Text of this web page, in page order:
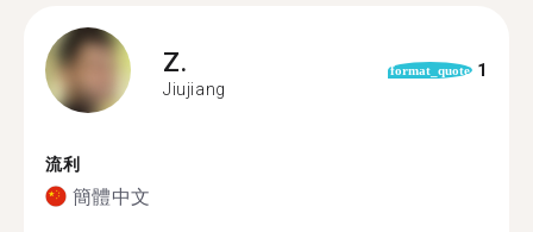
Z.
Jiujiang
format_quote 1
流利
簡體中文